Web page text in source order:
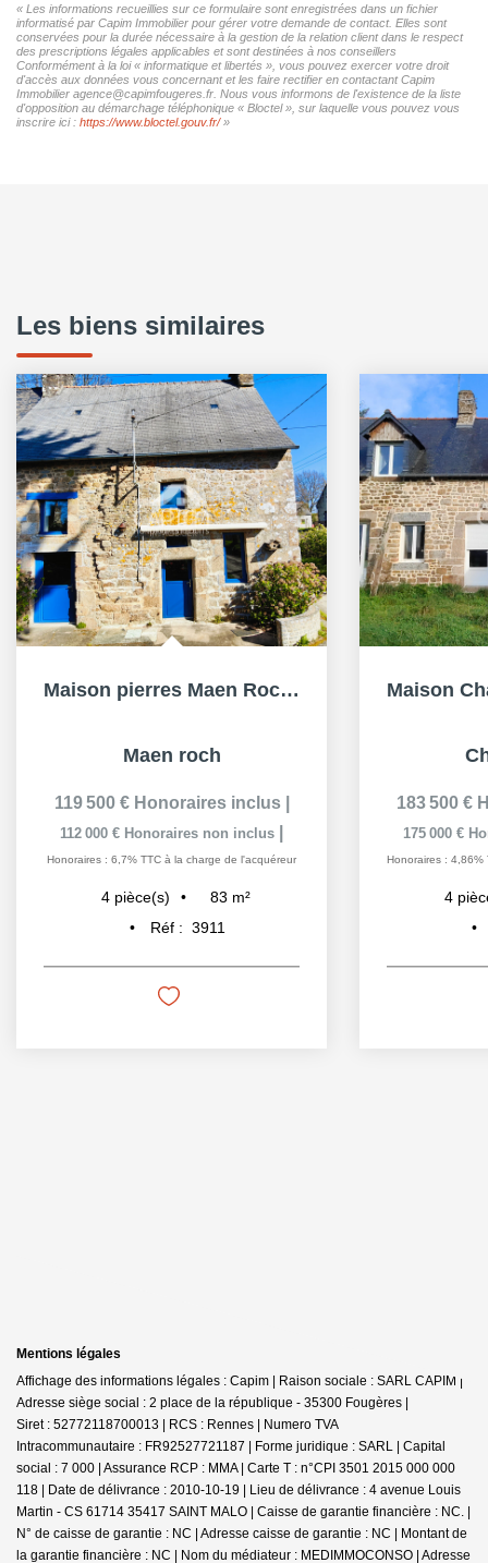
« Les informations recueillies sur ce formulaire sont enregistrées dans un fichier
informatisé par Capim Immobilier pour gérer votre demande de contact. Elles sont
conservées pour la durée nécessaire à la gestion de la relation client dans le respect
des prescriptions légales applicables et sont destinées à nos conseillers
Conformément à la loi « informatique et libertés », vous pouvez exercer votre droit
d'accès aux données vous concernant et les faire rectifier en contactant Capim
Immobilier agence@capimfougeres.fr. Nous vous informons de l'existence de la liste
d'opposition au démarchage téléphonique « Bloctel », sur laquelle vous pouvez vous
inscrire ici : https://www.bloctel.gouv.fr/»
Les biens similaires
Maison pierres Maen Roch 4 pièce(s), 83 m², 3ch, vie plain...
Maen roch
119 500 € Honoraires inclus
112 000 € Honoraires non inclus
Honoraires : 6,7% TTC à la charge de l'acquéreur
4 pièce(s) 83 m²
Réf : 3911
183 500 €
175 000 €
Honoraires : 4,86%
4
Mentions légales
Affichage des informations légales : Capim | Raison sociale : SARL CAPIM |
Adresse siège social : 2 place de la république - 35300 Fougères |
Siret : 52772118700013 | RCS : Rennes | Numero TVA
Intracommunautaire : FR92527721187 | Forme juridique : SARL | Capital
social : 7 000 | Assurance RCP : MMA | Carte T : n°CPI 3501 2015 000 000
118 | Date de délivrance : 2010-10-19 | Lieu de délivrance : 4 avenue Louis
Martin - CS 61714 35417 SAINT MALO | Caisse de garantie financière : NC. |
N° de caisse de garantie : NC | Adresse caisse de garantie : NC | Montant de
la garantie financière : NC | Nom du médiateur : MEDIMMOCONSO | Adresse